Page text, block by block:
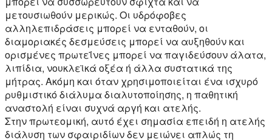
μετουσιωθούν μερικώς. Οι υδρόφοβες
αλληλεπιδράσεις μπορεί να ενταθούν, οι
διαμοριακές δεσμεύσεις μπορεί να αυξηθούν και
ορισμένες πρωτεΐνες μπορεί να παγιδεύσουν άλατα,
λιπίδια, νουκλεϊκά οξέα ή άλλα συστατικά της
μήτρας. Ακόμη και όταν χρησιμοποιείται ένα ισχυρό
ρυθμιστικό διάλυμα διαλυτοποίησης, η παθητική
αναστολή είναι συχνά αργή και ατελής.
Στην πρωτεομική, αυτό έχει σημασία επειδή η ατελής
διάλυση των σφαιριδίων δεν μειώνει απλώς τη